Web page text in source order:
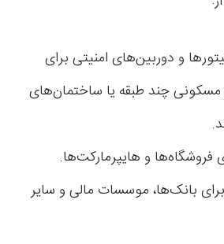
و دوربین‌های امنیتی برای
چند طبقه یا ساختمان‌های
فروشگاه‌ها و هایپرمارکت‌ها.
بانک‌ها، موسسات مالی و سایر